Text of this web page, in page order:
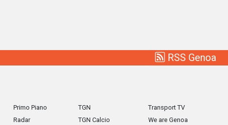
RSS Genoa
Primo Piano
Radar
TGN
TGN Calcio
Transport TV
We are Genoa